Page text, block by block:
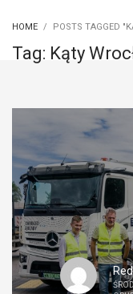
HOME POSTS TAGGED
Tag: Kąty